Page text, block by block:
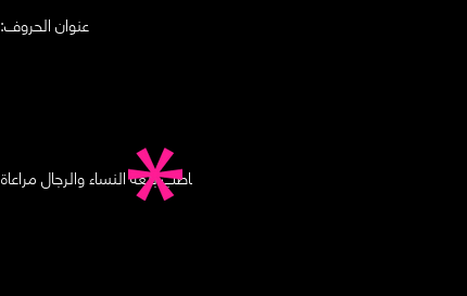
عنوان الحروف:
الموقع يخاطب بلغة النساء والرجال مراعاة